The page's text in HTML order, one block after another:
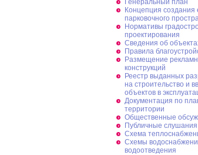
Генеральный план
Концепция создания
парковочного
Нормативы
проектирования
Сведения об
Правила
Размещение
конструкций
Реестр выданных
на строительство и
объектов в
Документация по
территории
Общественные
Публичные слушания
Схема
Схемы
водоотведения